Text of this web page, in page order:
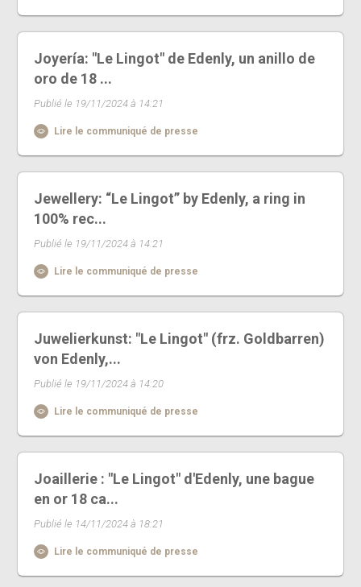
Joyería: "Le Lingot" de Edenly, un anillo de
oro de 18 ...
Publié le 19/11/2024 à 14:21
Lire le communiqué de presse
Jewellery: “Le Lingot” by Edenly, a ring in
100% rec...
Publié le 19/11/2024 à 14:21
Lire le communiqué de presse
Juwelierkunst: "Le Lingot" (frz. Goldbarren)
von Edenly,...
Publié le 19/11/2024 à 14:20
Lire le communiqué de presse
Joaillerie : "Le Lingot" d'Edenly, une bague
en or 18 ca...
Publié le 14/11/2024 à 18:21
Lire le communiqué de presse